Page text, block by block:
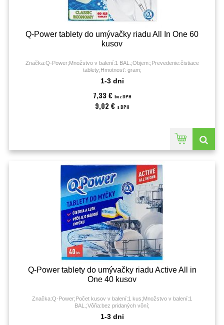
Q-Power tablety do umývačky riadu All In One 60
kusov
Značka:Q-Power;Množstvo v balení:1 BAL.;Objem:;Prevedenie:čistiace
tablety;Hmotnosť: gram;
1-3 dni
7,33 € bez DPH
9,02 € s DPH
Q-Power tablety do umývačky riadu Active All in
One 40 kusov
Značka:Q-Power;Počet kusov v balení:1 kus;Množstvo v balení:1
BAL.;Vôňa:bez pridaných vôní;
1-3 dni